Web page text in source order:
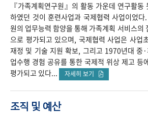
『가족계획연구원』의 활동 가운데 연구활동
하였던 것이 훈련사업과 국제협력 사업이었
원의 업무능력 함양을 통해 가족계획 서비스의
으로 평가되고 있으며, 국제협력 사업은 사업
재정 및 기술 지원 확보, 그리고 1970년대 중
업수행 경험 공유를 통한 국제적 위상 제고 등
평가되고 있다...
자세히 보기
조직 및 예산